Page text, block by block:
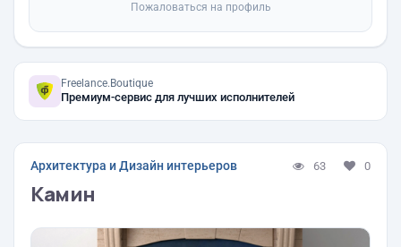
Пожаловаться на профиль
Freelance.Boutique
Премиум-сервис для лучших исполнителей
Архитектура и Дизайн интерьеров 63 0
Камин